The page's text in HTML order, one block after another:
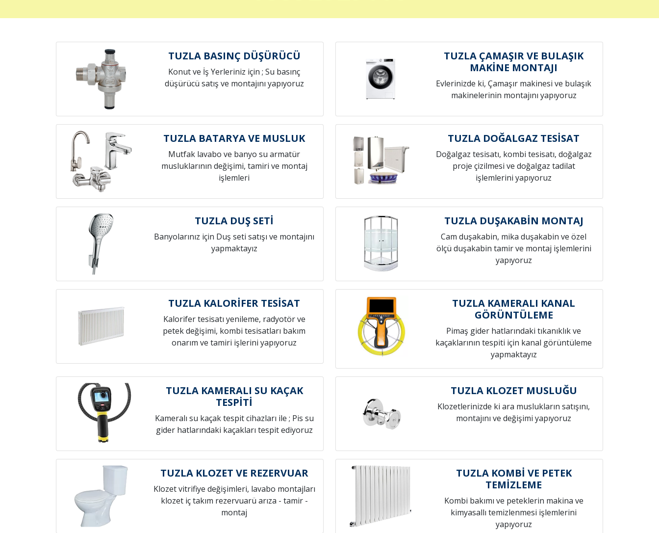
TUZLA BASINÇ DÜŞÜRÜCÜ
Konut ve İş Yerleriniz için ; Su basınç
düşürücü satış ve montajını yapıyoruz
TUZLA ÇAMAŞIR VE BULAŞIK
MAKİNE MONTAJI
Evlerinizde ki, Çamaşır makinesi ve bulaşık
makinelerinin montajını yapıyoruz
TUZLA BATARYA VE MUSLUK
Mutfak lavabo ve banyo su armatür
musluklarının değişimi, tamiri ve montaj
işlemleri
TUZLA DOĞALGAZ TESİSAT
Doğalgaz tesisatı, kombi tesisatı, doğalgaz
proje çizilmesi ve doğalgaz tadilat
işlemlerini yapıyoruz
TUZLA DUŞ SETİ
Banyolarınız için Duş seti satışı ve montajını
yapmaktayız
TUZLA DUŞAKABİN MONTAJ
Cam duşakabin, mika duşakabin ve özel
ölçü duşakabin tamir ve montaj işlemlerini
yapıyoruz
TUZLA KALORİFER TESİSAT
Kalorifer tesisatı yenileme, radyotör ve
petek değişimi, kombi tesisatları bakım
onarım ve tamiri işlerini yapıyoruz
TUZLA KAMERALI KANAL
GÖRÜNTÜLEME
Pimaş gider hatlarındaki tıkanıklık ve
kaçaklarının tespiti için kanal görüntüleme
yapmaktayız
TUZLA KAMERALI SU KAÇAK
TESPİTİ
Kameralı su kaçak tespit cihazları ile ; Pis su
gider hatlarındaki kaçakları tespit ediyoruz
TUZLA KLOZET MUSLUĞU
Klozetlerinizde ki ara muslukların satışını,
montajını ve değişimi yapıyoruz
TUZLA KLOZET VE REZERVUAR
Klozet vitrifiye değişimleri, lavabo montajları
klozet iç takım rezervuarü arıza - tamir -
montaj
TUZLA KOMBİ VE PETEK
TEMİZLEME
Kombi bakımı ve peteklerin makina ve
kimyasallı temizlenmesi işlemlerini
yapıyoruz